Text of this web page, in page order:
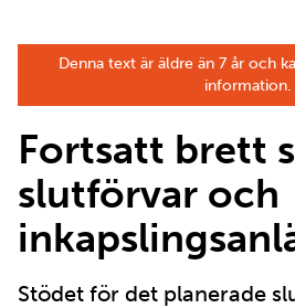
Denna text är äldre än 7 år och
information.
Fortsatt brett
slutförvar och
Stödet för det planerade